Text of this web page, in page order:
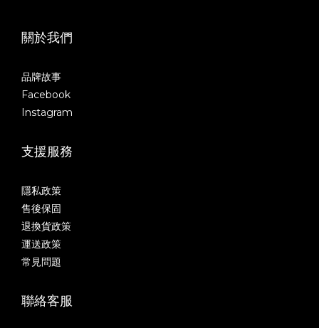
關於我們
品牌故事
Facebook
Instagram
支援服務
隱私政策
售後保固
退換貨政策
運送政策
常見問題
聯絡客服